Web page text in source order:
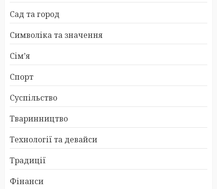
Сад та город
Символіка та значення
Сім’я
Спорт
Суспільство
Тваринництво
Технології та девайси
Традиції
Фінанси